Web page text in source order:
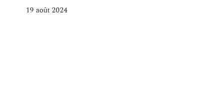
19 août 2024